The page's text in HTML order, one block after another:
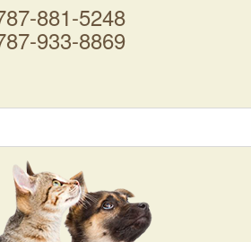
881-5248
933-8869